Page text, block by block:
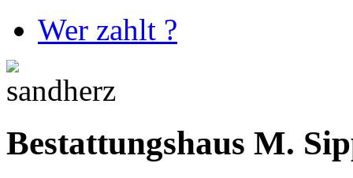
Wer zahlt ?
Bestattungshaus M.